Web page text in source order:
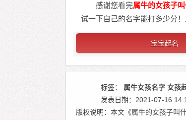
感谢您看完属牛的女孩子
试一下自己的名字能打多少分
宝宝起名
标签： 属牛女孩名字 女孩
发表日期：2021-07-16
版权说明：本文《属牛的女孩子叫